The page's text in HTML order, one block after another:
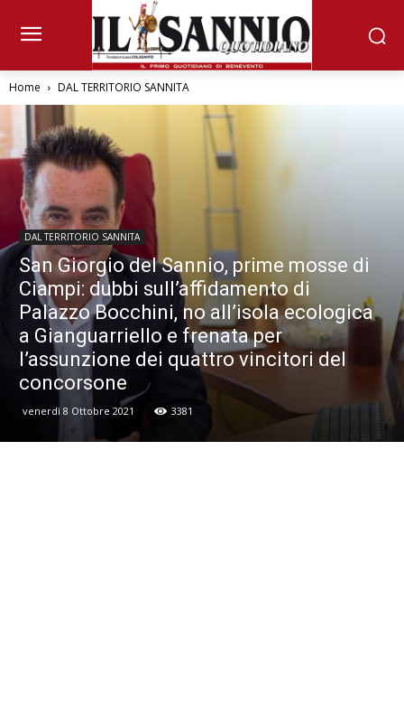
Home DAL TERRITORIO SANNITA
DAL TERRITORIO SANNITA
San Giorgio del Sannio, prime mosse di
Ciampi: dubbi sull’affidamento di
Palazzo Bocchini, no all’isola ecologica
a Gianguarriello e frenata per
l’assunzione dei quattro vincitori del
concorsone
venerdì 8 Ottobre 2021 3381